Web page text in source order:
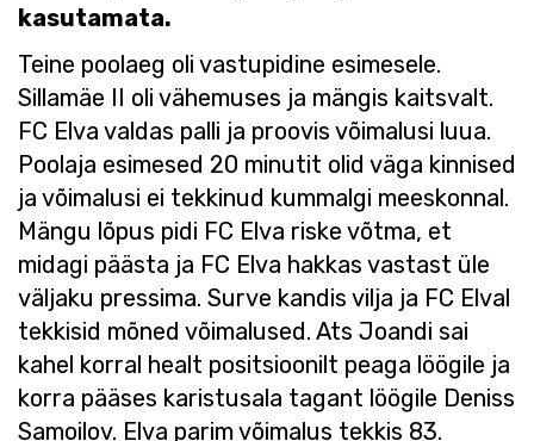
kasutamata.
Teine poolaeg oli vastupidine esimesele.
Sillamäe II oli vähemuses ja mängis kaitsvalt.
FC Elva valdas palli ja proovis võimalusi luua.
Poolaja esimesed 20 minutit olid väga kinnised
ja võimalusi ei tekkinud kummalgi meeskonnal.
Mängu lõpus pidi FC Elva riske võtma, et
midagi päästa ja FC Elva hakkas vastast üle
väljaku pressima. Surve kandis vilja ja FC Elval
tekkisid mõned võimalused. Ats Joandi sai
kahel korral healt positsioonilt peaga löögile ja
korra pääses karistusala tagant löögile Deniss
Samoilov. Elva parim võimalus tekkis 83.